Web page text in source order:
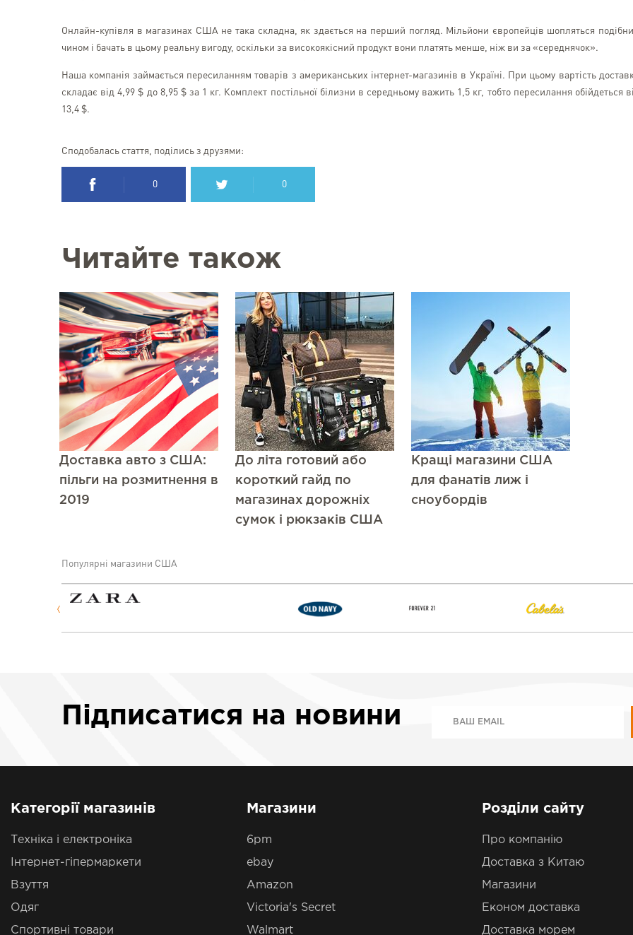
Онлайн-купівля в магазинах США не така складна, як здається на перший погляд. Мільйони європейців шопляться
чином і бачать в цьому реальну вигоду, оскільки за високоякісний продукт вони платять менше, ніж ви за «середнячок».
Наша компанія займається пересиланням товарів з американських інтернет-магазинів в Україні. При цьому вартість
складає від 4,99 $ до 8,95 $ за 1 кг. Комплект постільної білизни в середньому важить 1,5 кг, тобто пересилання обійдеться
13,4 $.
Сподобалась стаття, поділись з друзями:
0 0
Читайте також
Доставка авто з США:
пільги на розмитнення в
2019
До літа готовий або
короткий гайд по
магазинах дорожніх
сумок і рюкзаків США
Кращі магазини США
для фанатів лиж і
сноубордів
Популярні магазини США
Підписатися на новини
Категорії магазинів
Техніка і електроніка
Інтернет-гіпермаркети
Взуття
Одяг
Спортивні товари
Магазини
6pm
ebay
Amazon
Victoria's Secret
Walmart
Розділи сайту
Про компанію
Доставка з Китаю
Магазини
Економ доставка
Доставка морем